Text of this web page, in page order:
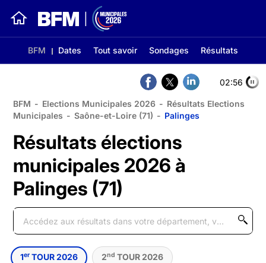
BFM Dates Tout savoir Sondages Résultats
02:56
BFM - Elections Municipales 2026 - Résultats Elections
Municipales - Saône-et-Loire (71) - Palinges
Résultats élections
municipales 2026 à
Palinges (71)
1er TOUR 2026 2nd TOUR 2026